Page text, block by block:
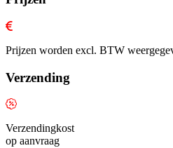
Prijzen worden excl. BTW
Verzending
Verzendingkost
op aanvraag